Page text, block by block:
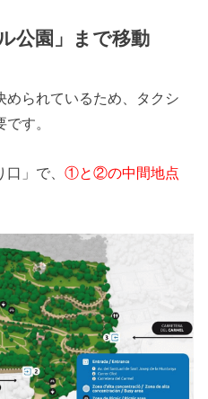
公園」まで移動
められているため、タクシ
す。
口」で、①と②の中間地点